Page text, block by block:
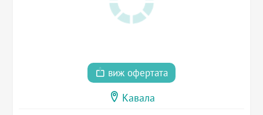
виж офертата
Кавала